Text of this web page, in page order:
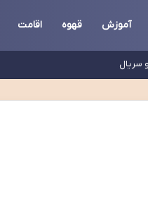
آموزش قهوه اقامت
سریال